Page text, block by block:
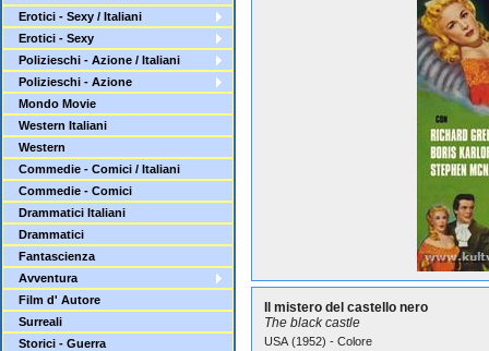
Erotici - Sexy / Italiani
Erotici - Sexy
Polizieschi - Azione / Italiani
Polizieschi - Azione
Mondo Movie
Western Italiani
Western
Commedie - Comici / Italiani
Commedie - Comici
Drammatici Italiani
Drammatici
Fantascienza
Avventura
Film d' Autore
Surreali
Storici - Guerra
Il mistero del castello nero
The black castle
USA (1952) - Colore